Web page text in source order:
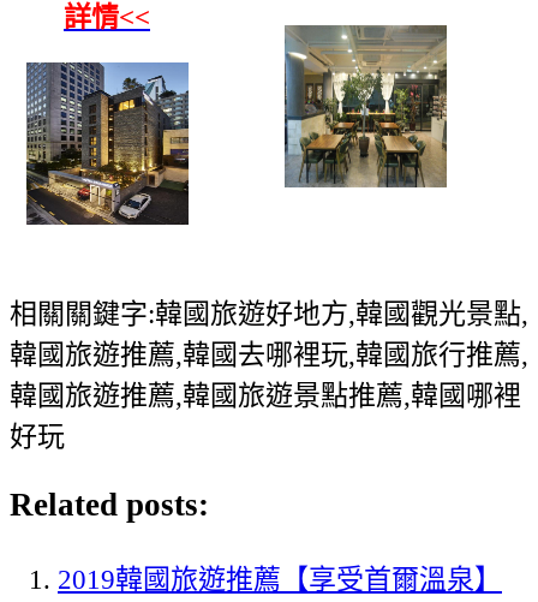
詳情<<
相關關鍵字:韓國旅遊好地方,韓國觀光景點,
韓國旅遊推薦,韓國去哪裡玩,韓國旅行推薦,
韓國旅遊推薦,韓國旅遊景點推薦,韓國哪裡
好玩
Related posts:
2019韓國旅遊推薦【享受首爾溫泉】